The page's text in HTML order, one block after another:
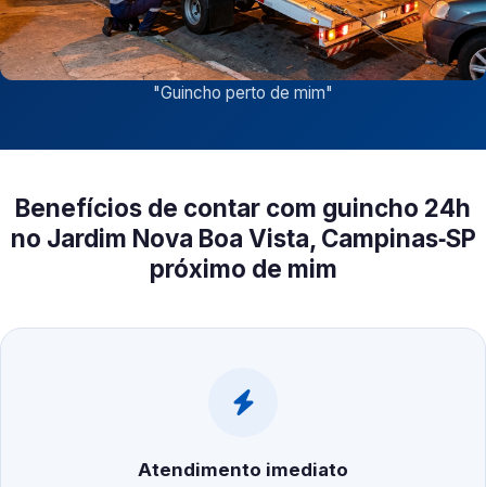
"Guincho perto de mim"
Benefícios de contar com guincho 24h
no Jardim Nova Boa Vista, Campinas‑SP
próximo de mim
Atendimento imediato